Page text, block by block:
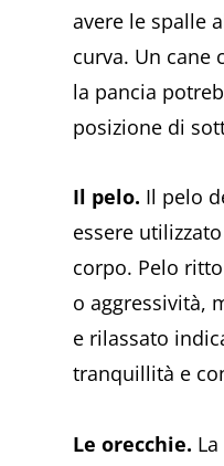
avere le spalle
curva. Un cane
la pancia
posizione di
Il pelo. Il pelo
essere
corpo. Pelo
o aggressività,
e rilassato
tranquillità e
Le orecchie.